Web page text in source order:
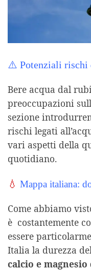
⚠️ Potenziali rischi
Bere acqua dal
preoccupazioni
sezione
rischi legati
vari aspetti della
quotidiano.
💧 Mappa italiana:
Come abbiamo
è costantemente
essere
Italia la durezza
calcio e